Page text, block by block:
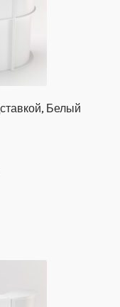
Белый